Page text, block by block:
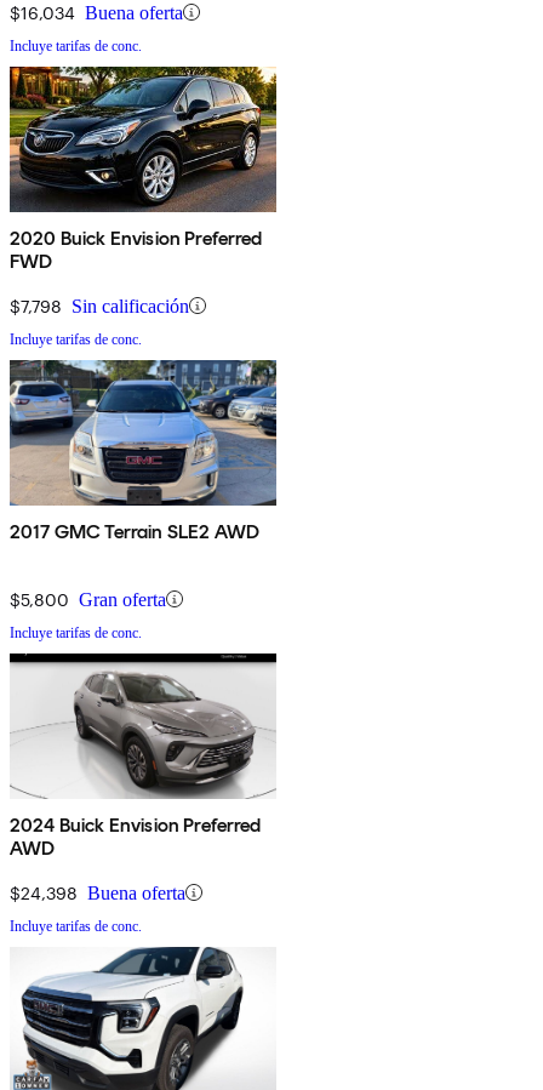
$16,034 Buena oferta
Incluye tarifas de conc.
2020 Buick Envision Preferred
FWD
$7,798 Sin calificación
Incluye tarifas de conc.
2017 GMC Terrain SLE2 AWD
$5,800 Gran oferta
Incluye tarifas de conc.
2024 Buick Envision Preferred
AWD
$24,398 Buena oferta
Incluye tarifas de conc.